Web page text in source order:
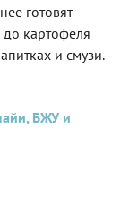
готовят
картофеля
и смузи.
БЖУ и